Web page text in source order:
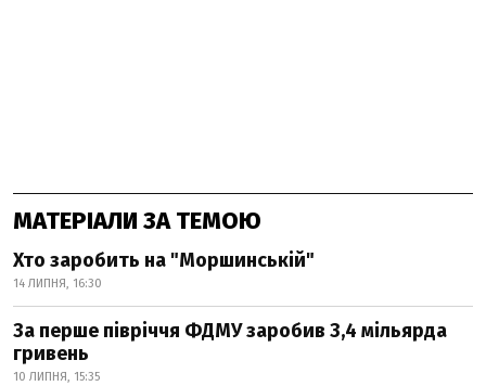
МАТЕРІАЛИ ЗА ТЕМОЮ
Хто заробить на "Моршинській"
14 ЛИПНЯ, 16:30
За перше півріччя ФДМУ заробив 3,4 мільярда
гривень
10 ЛИПНЯ, 15:35